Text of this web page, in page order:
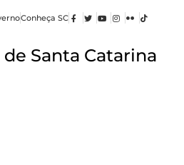
Conheça SC
Santa Catarina